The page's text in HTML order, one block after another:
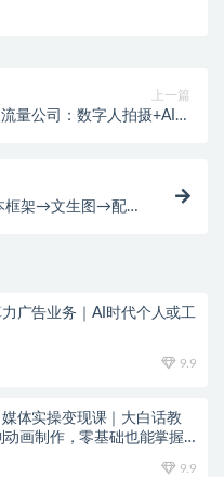
上一篇
量公司：数字人拍摄+AI自
框架→文生图→配
力广告业务｜AI时代个人或工
9.9
媒体实操变现课｜大白话教
画制作，零基础也能掌握
9.9